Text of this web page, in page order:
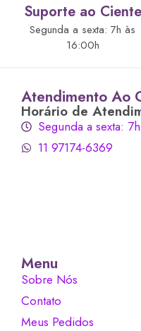
Suporte ao Ciente
Segunda a sexta: 7h às
16:00h
Atendimento Ao
Horário de
Segunda a sexta:
11 97174-6369
Menu
Sobre Nós
Contato
Meus Pedidos